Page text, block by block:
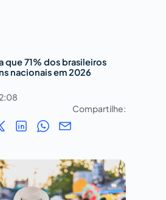
que 71% dos brasileiros
nacionais em 2026
Compartilhe: